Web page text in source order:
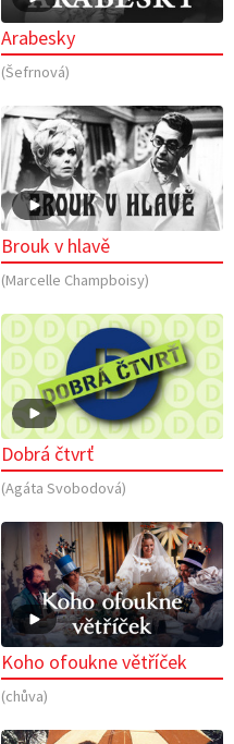
Arabesky
(Šefrnová)
Brouk v hlavě
(Marcelle Champboisy)
Dobrá čtvrť
(Agáta Svobodová)
Koho ofoukne větříček
(chůva)